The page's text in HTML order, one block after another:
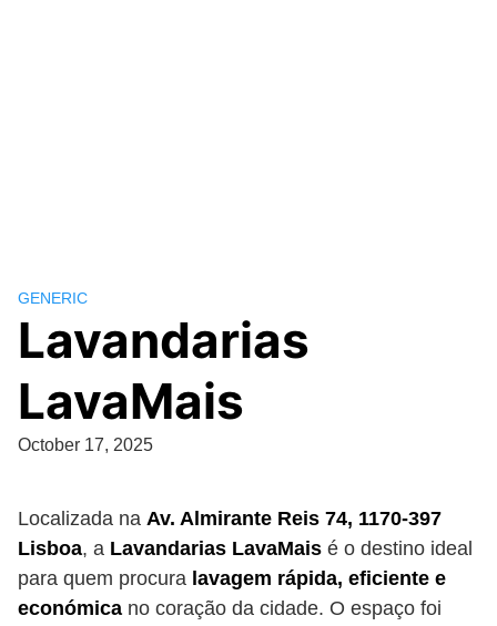
GENERIC
Lavandarias
LavaMais
October 17, 2025
Localizada na Av. Almirante Reis 74, 1170-397
Lisboa, a Lavandarias LavaMais é o destino ideal
para quem procura lavagem rápida, eficiente e
económica no coração da cidade. O espaço foi